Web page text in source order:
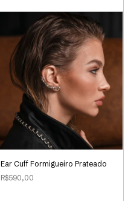
Ear Cuff Formigueiro Prateado
R$590,00